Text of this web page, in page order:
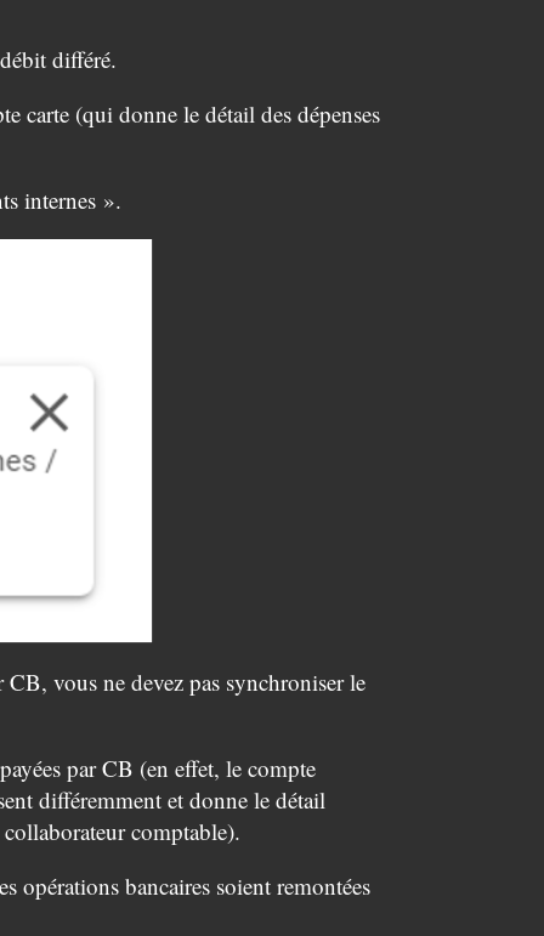
différé.
carte (qui donne le détail des dépenses
internes ».
vous ne devez pas synchroniser le
par CB (en effet, le compte
différemment et donne le détail
comptable).
opérations bancaires soient remontées